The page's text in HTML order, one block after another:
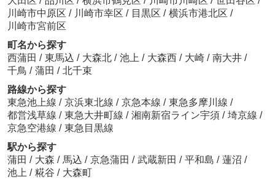
川崎市中原区 / 川崎市幸区 / 目黒区 / 横浜市港北区 /
川崎市宮前区
町名から探す
西蒲田 / 東馬込 / 大森北 / 池上 / 大森西 / 大崎 / 南大井 /
千鳥 / 蒲田 / 北千束
路線から探す
東急池上線 / 京浜東北線 / 京急本線 / 東急多摩川線 /
都営浅草線 / 東急大井町線 / 湘南新宿ライン宇須 / 埼京線 /
京急空港線 / 東急目黒線
駅から探す
蒲田 / 大森 / 馬込 / 京急蒲田 / 武蔵新田 / 平和島 / 蓮沼 /
池上 / 糀谷 / 大森町